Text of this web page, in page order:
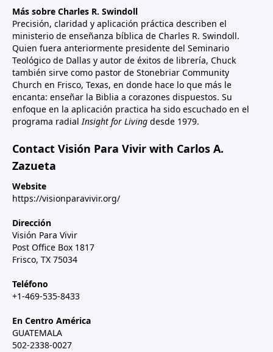
Más sobre Charles R. Swindoll
Precisión, claridad y aplicación práctica describen el
ministerio de enseñanza bíblica de Charles R. Swindoll.
Quien fuera anteriormente presidente del Seminario
Teológico de Dallas y autor de éxitos de librería, Chuck
también sirve como pastor de Stonebriar Community
Church en Frisco, Texas, en donde hace lo que más le
encanta: enseñar la Biblia a corazones dispuestos. Su
enfoque en la aplicación practica ha sido escuchado en el
programa radialInsight for Living desde 1979.
Contact Visión Para Vivir with Carlos A.
Zazueta
Website
https://visionparavivir.org/
Dirección
Visión Para Vivir
Post Office Box 1817
Frisco, TX 75034
Teléfono
+1-469-535-8433
En Centro América
GUATEMALA
502-2338-0027